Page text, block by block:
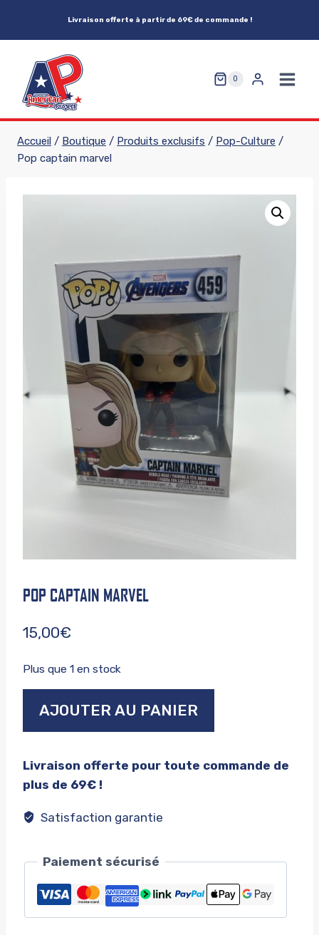
Livraison offerte à partir de 69€ de commande !
0
Accueil / Boutique / Produits exclusifs / Pop-Culture /
Pop captain marvel
POP CAPTAIN MARVEL
15,00€
Plus que 1 en stock
Pop
AJOUTER AU PANIER
Livraison offerte pour toute commande de
plus de 69€ !
Satisfaction garantie
Paiement sécurisé